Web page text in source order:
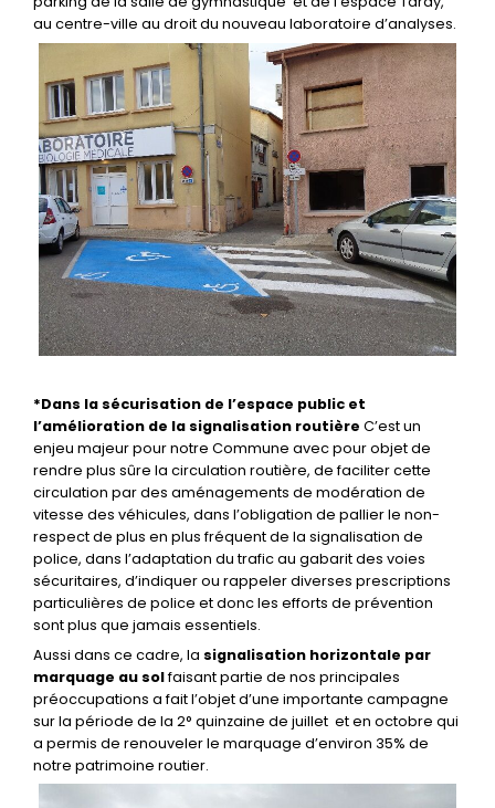
au centre-ville au droit du nouveau laboratoire d’analyses.
*Dans la sécurisation de l’espace public et
l’amélioration de la signalisation routière C’est un
enjeu majeur pour notre Commune avec pour objet de
rendre plus sûre la circulation routière, de faciliter cette
circulation par des aménagements de modération de
vitesse des véhicules, dans l’obligation de pallier le non-
respect de plus en plus fréquent de la signalisation de
police, dans l’adaptation du trafic au gabarit des voies
sécuritaires, d’indiquer ou rappeler diverses prescriptions
particulières de police et donc les efforts de prévention
sont plus que jamais essentiels.
Aussi dans ce cadre, la signalisation horizontale par
marquage au solfaisant partie de nos principales
préoccupations a fait l’objet d’une importante campagne
sur la période de la 2° quinzaine de juillet et en octobre qui
a permis de renouveler le marquage d’environ 35% de
notre patrimoine routier.